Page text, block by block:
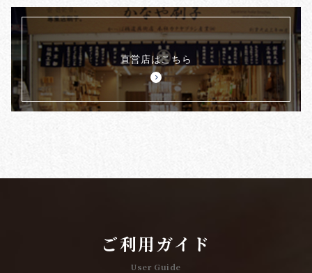
直営店はこちら
ご利用ガイド
User Guide